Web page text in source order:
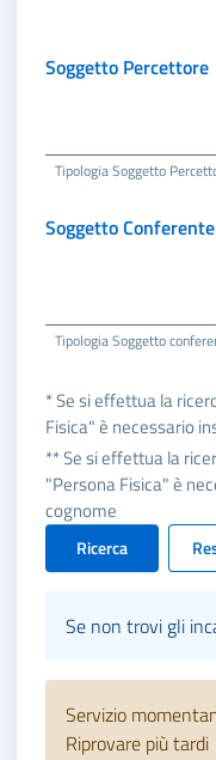
Soggetto Percettore
Tipologia Soggetto
Soggetto Conferente
Tipologia Soggetto
* Se si effettua la
Fisica" è necessario
** Se si effettua la
"Persona Fisica" è
cognome
Ricerca
Se non trovi gli
Servizio
Riprovare più tardi